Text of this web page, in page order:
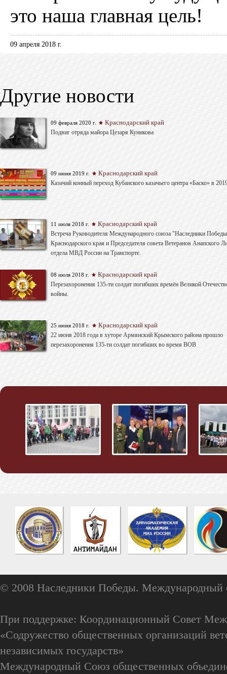
это наша главная цель!
09 апреля 2018 г.
Другие новости
09 февраля 2020 г. Краснодарский край
Подвиг отряда майора Цезаря Куникова
09 июня 2019 г. Краснодарский край
Казачий конный переход Кубанского казачьего центра «Баско» в
11 июля 2018 г. Краснодарский край
Bстреча Руководителя Международного союза "Наследники
Краснодарского края и Председателя совета Ветеранов Анапского
отдела МВД России на Транспорте.
08 июля 2018 г. Краснодарский край
Перезахоронения 135-ти солдат погибших времён Великой
войны.
25 июня 2018 г. Краснодарский край
22 июня 2018 года в хуторе Армянский Крымского района прошло
перезахоронения 135-ти солдат погибших во время ВОВ
© 2008 Наследники Победы. Международный
При поддержке: Координационный Совет
«Содружество общественных организаций
независимых государств»
Международный Союз общественных